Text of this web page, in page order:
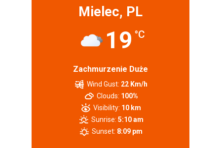
Mielec, PL
19 °C
Zachmurzenie Duże
Wind Gust: 22 Km/h
Clouds: 100%
Visibility: 10 km
Sunrise: 5:10 am
Sunset: 8:09 pm